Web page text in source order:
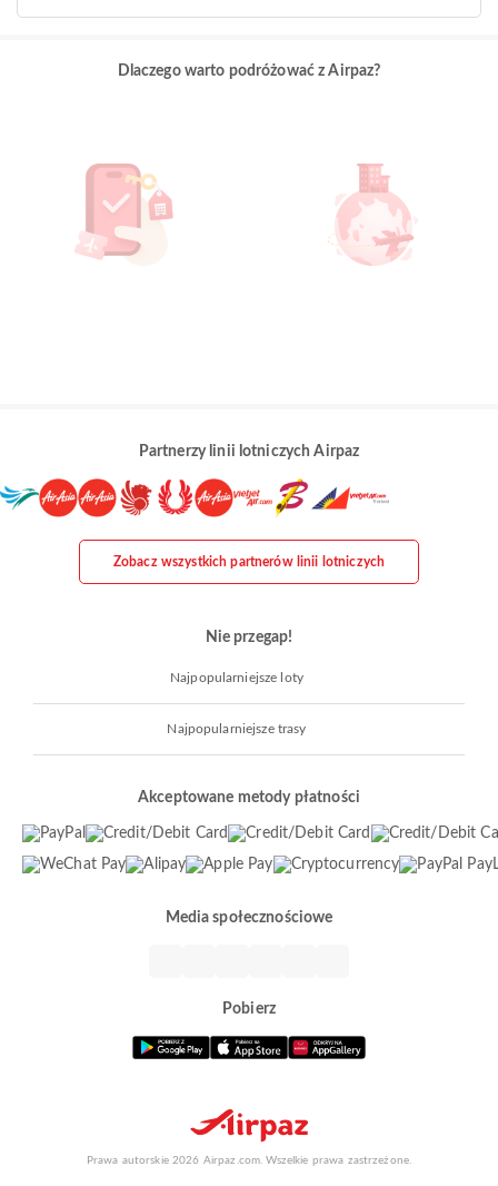
Dlaczego warto podróżować z Airpaz?
Partnerzy linii lotniczych Airpaz
Zobacz wszystkich partnerów linii lotniczych
Nie przegap!
Najpopularniejsze loty
Najpopularniejsze trasy
Akceptowane metody płatności
Media społecznościowe
Pobierz
Prawa autorskie 2026 Airpaz.com. Wszelkie prawa zastrzeżone.